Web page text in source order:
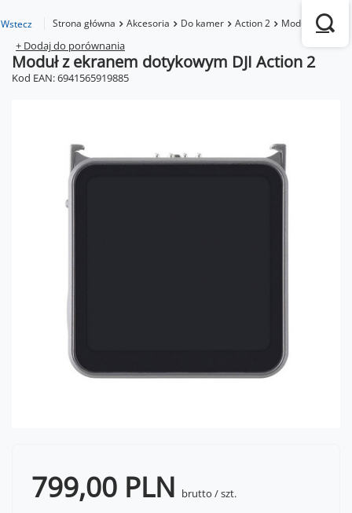
Wstecz Strona główna Akcesoria Do kamer Action 2 Moduł z
+ Dodaj do porównania
Moduł z ekranem dotykowym DJI Action 2
Kod EAN: 6941565919885
799,00 PLN brutto /szt.